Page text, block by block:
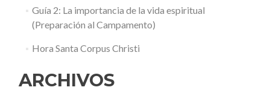
Guía 2: La importancia de la vida espiritual
(Preparación al Campamento)
Hora Santa Corpus Christi
ARCHIVOS